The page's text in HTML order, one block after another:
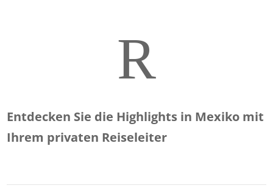
R
Entdecken Sie die Highlights in Mexiko mit
Ihrem privaten Reiseleiter